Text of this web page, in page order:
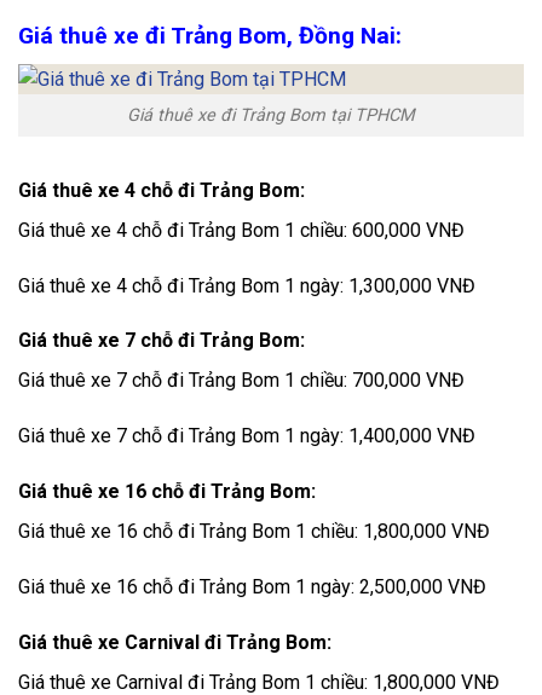
Giá thuê xe đi Trảng Bom, Đồng Nai:
Giá thuê xe đi Trảng Bom tại TPHCM
Giá thuê xe 4 chỗ đi Trảng Bom:
Giá thuê xe 4 chỗ đi Trảng Bom 1 chiều: 600,000 VNĐ
Giá thuê xe 4 chỗ đi Trảng Bom 1 ngày: 1,300,000 VNĐ
Giá thuê xe 7 chỗ đi Trảng Bom:
Giá thuê xe 7 chỗ đi Trảng Bom 1 chiều: 700,000 VNĐ
Giá thuê xe 7 chỗ đi Trảng Bom 1 ngày: 1,400,000 VNĐ
Giá thuê xe 16 chỗ đi Trảng Bom:
Giá thuê xe 16 chỗ đi Trảng Bom 1 chiều: 1,800,000 VNĐ
Giá thuê xe 16 chỗ đi Trảng Bom 1 ngày: 2,500,000 VNĐ
Giá thuê xe Carnival đi Trảng Bom:
Giá thuê xe Carnival đi Trảng Bom 1 chiều: 1,800,000 VNĐ